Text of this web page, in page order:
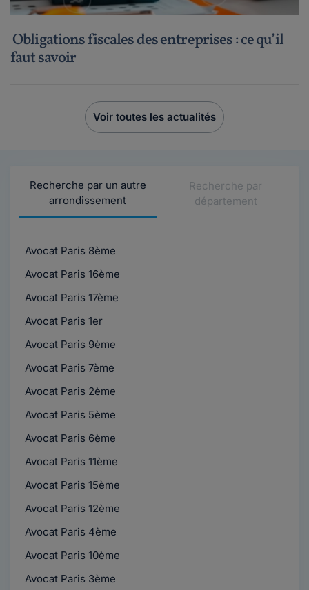
Obligations fiscales des entreprises : ce qu’il
faut savoir
Voir toutes les actualités
Recherche par un autre
arrondissement
Recherche par
département
Avocat Paris 8ème
Avocat Paris 16ème
Avocat Paris 17ème
Avocat Paris 1er
Avocat Paris 9ème
Avocat Paris 7ème
Avocat Paris 2ème
Avocat Paris 5ème
Avocat Paris 6ème
Avocat Paris 11ème
Avocat Paris 15ème
Avocat Paris 12ème
Avocat Paris 4ème
Avocat Paris 10ème
Avocat Paris 3ème